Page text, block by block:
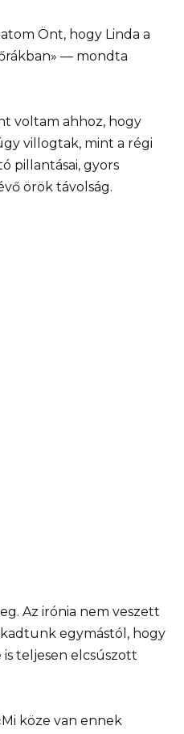
Önt, hogy Linda a
— mondta
voltam ahhoz, hogy
villogtak, mint a régi
pillantásai, gyors
örök távolság.
Az irónia nem veszett
egymástól, hogy
teljesen elcsúszott
köze van ennek